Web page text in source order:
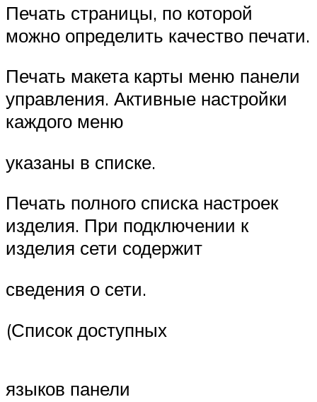
Печать страницы, по которой
можно определить качество печати.
Печать макета карты меню панели
управления. Активные настройки
каждого меню
указаны в списке.
Печать полного списка настроек
изделия. При подключении к
изделия сети содержит
сведения о сети.
(Список доступных
языков панели